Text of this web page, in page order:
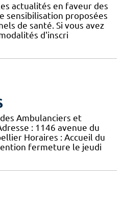
actualités en faveur des
sensibilisation proposées
de santé. Si vous avez
d'inscri
Ambulanciers et
: 1146 avenue du
Horaires : Accueil du
fermeture le jeudi